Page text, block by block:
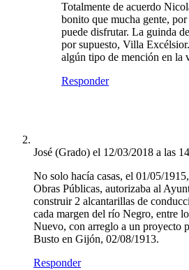
Totalmente de acuerdo
bonito que mucha gente,
puede disfrutar. La guinda
por supuesto, Villa
algún tipo de mención en la
Responder
José (Grado) el 12/03/2018 a las
No solo hacía casas, el 01/05/
Obras Públicas, autorizaba al
construir 2 alcantarillas de
cada margen del río Negro, entre
Nuevo, con arreglo a un proyecto
Busto en Gijón, 02/08/1913.
Responder